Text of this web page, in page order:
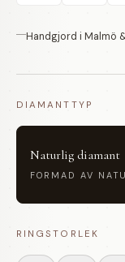
Handgjord i Malmö
DIAMANTTYP
Naturlig diamant
FORMAD AV
RINGSTORLEK